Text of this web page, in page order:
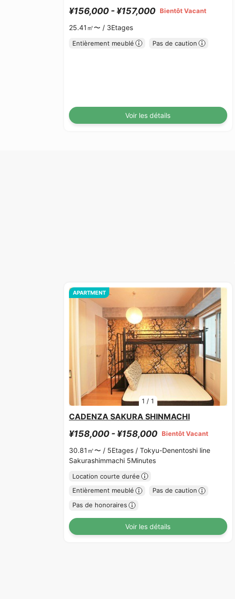
¥156,000 - ¥157,000 Bientôt Vacant
25.41㎡〜 / 3Etages
Entièrement meublé Pas de caution
Voir les détails
1 /1
APARTMENT
CADENZA SAKURA SHINMACHI
¥158,000 - ¥158,000 Bientôt Vacant
30.81㎡〜 / 5Etages / Tokyu-Denentoshi line
Sakurashimmachi 5Minutes
Location courte durée
Entièrement meublé
Pas de caution
Pas de honoraires
Voir les détails